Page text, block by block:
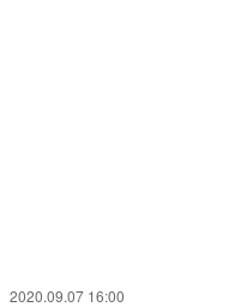
2020.09.07 16:00